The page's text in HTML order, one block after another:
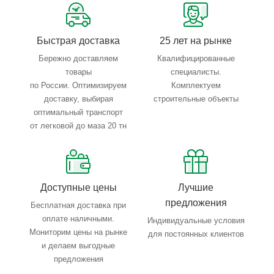
Быстрая доставка
Бережно доставляем
товары
по России. Оптимизируем
доставку, выбирая
оптимальный транспорт
от легковой до маза 20 тн
25 лет на рынке
Квалифицированные
специалисты.
Комплектуем
строительные объекты
Доступные цены
Бесплатная доставка при
оплате наличными.
Мониторим цены на рынке
и делаем выгодные
предложения
Лучшие
предложения
Индивидуальные условия
для постоянных клиентов